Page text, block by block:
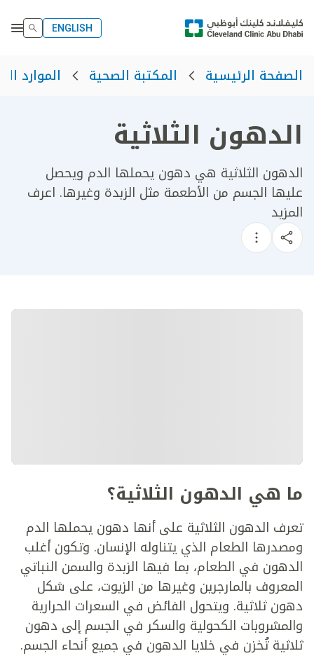
ENGLISH
الصفحة الرئيسية المكتبة الصحية الموارد
الدهون الثلاثية
الدهون الثلاثية هي دهون يحملها الدم ويحصل
عليها الجسم من الأطعمة مثل الزبدة وغيرها. اعرف
المزيد
ما هي الدهون الثلاثية؟
تعرف الدهون الثلاثية على أنها دهون يحملها الدم
ومصدرها الطعام الذي يتناوله الإنسان. وتكون أغلب
الدهون في الطعام، بما فيها الزبدة والسمن النباتي
المعروف بالمارجرين وغيرها من الزيوت، على شكل
دهون ثلاثية. ويتحول الفائض في السعرات الحرارية
والمشروبات الكحولية والسكر في الجسم إلى دهون
ثلاثية تُخزن في خلايا الدهون في جميع أنحاء الجسم.